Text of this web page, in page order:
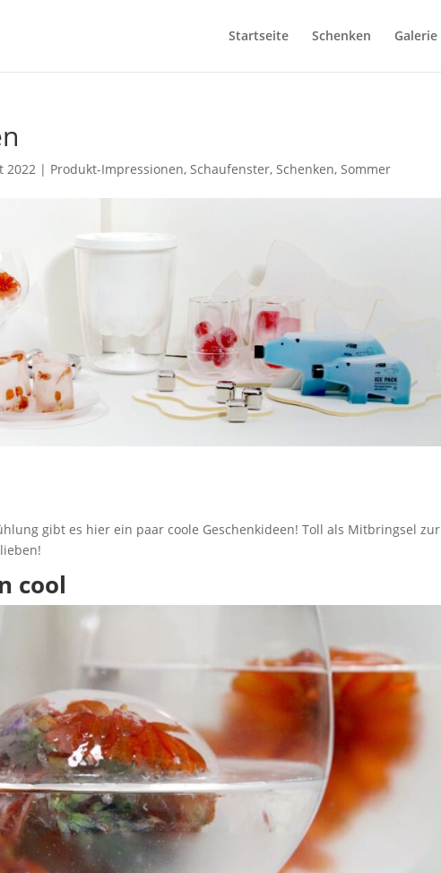
Startseite Schenken Galerie
2022 | Produkt-Impressionen,Schaufenster,Schenken,Sommer
gibt es hier ein paar coole Geschenkideen! Toll als Mitbringsel zur
cool